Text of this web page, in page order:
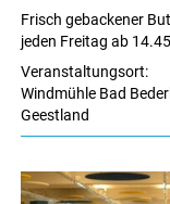
Veranstaltungsort:
Windmühle Bad
Geestland
Frisch gebackener
jeden Freitag ab